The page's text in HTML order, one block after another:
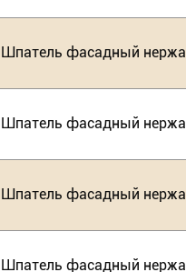
Шпатель фасадный
Шпатель фасадный
Шпатель фасадный
Шпатель фасадный